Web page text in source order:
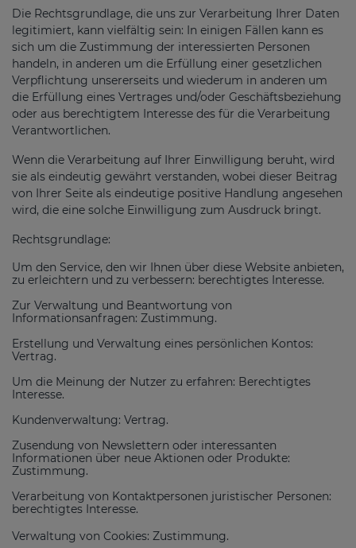
Die Rechtsgrundlage, die uns zur Verarbeitung Ihrer Daten
legitimiert, kann vielfältig sein: In einigen Fällen kann es
sich um die Zustimmung der interessierten Personen
handeln, in anderen um die Erfüllung einer gesetzlichen
Verpflichtung unsererseits und wiederum in anderen um
die Erfüllung eines Vertrages und/oder Geschäftsbeziehung
oder aus berechtigtem Interesse des für die Verarbeitung
Verantwortlichen.
Wenn die Verarbeitung auf Ihrer Einwilligung beruht, wird
sie als eindeutig gewährt verstanden, wobei dieser Beitrag
von Ihrer Seite als eindeutige positive Handlung angesehen
wird, die eine solche Einwilligung zum Ausdruck bringt.
Rechtsgrundlage:
Um den Service, den wir Ihnen über diese Website anbieten,
zu erleichtern und zu verbessern: berechtigtes Interesse.
Zur Verwaltung und Beantwortung von
Informationsanfragen: Zustimmung.
Erstellung und Verwaltung eines persönlichen Kontos:
Vertrag.
Um die Meinung der Nutzer zu erfahren: Berechtigtes
Interesse.
Kundenverwaltung: Vertrag.
Zusendung von Newslettern oder interessanten
Informationen über neue Aktionen oder Produkte:
Zustimmung.
Verarbeitung von Kontaktpersonen juristischer Personen:
berechtigtes Interesse.
Verwaltung von Cookies: Zustimmung.